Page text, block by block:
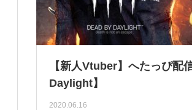
【新人Vtuber】へたっぴ配
Daylight】
2020.06.16